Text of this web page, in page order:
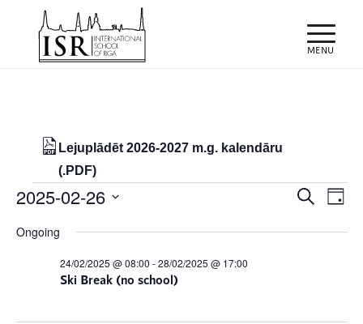
Lejuplādēt 2026-2027 m.g. kalendāru
(.PDF)
Notikumi
for
26/02/2025
Meklēt
Day
2025-02-26
date.
Ongoing
Ski Break (no school)
24/02/2025 @ 08:00 -28/02/2025 @ 17:00